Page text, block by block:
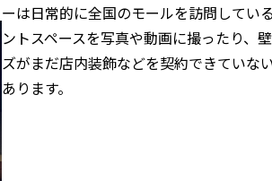
ーは日常的に全国のモールを訪問してい
ントスペースを写真や動画に撮ったり、
ズがまだ店内装飾などを契約できていな
あります。